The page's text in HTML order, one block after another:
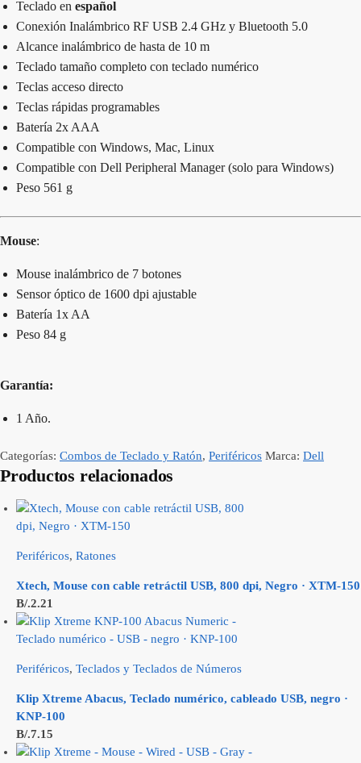
Teclado en español
Conexión Inalámbrico RF USB 2.4 GHz y Bluetooth 5.0
Alcance inalámbrico de hasta de 10 m
Teclado tamaño completo con teclado numérico
Teclas acceso directo
Teclas rápidas programables
Batería 2x AAA
Compatible con Windows, Mac, Linux
Compatible con Dell Peripheral Manager (solo para Windows)
Peso 561 g
Mouse:
Mouse inalámbrico de 7 botones
Sensor óptico de 1600 dpi ajustable
Batería 1x AA
Peso 84 g
Garantía:
1 Año.
Categorías: Combos de Teclado y Ratón, Periféricos Marca: Dell
Productos relacionados
Periféricos, Ratones
Xtech, Mouse con cable retráctil USB, 800 dpi, Negro · XTM-150
B/.2.21
Periféricos, Teclados y Teclados de Números
Klip Xtreme Abacus, Teclado numérico, cableado USB, negro ·
KNP-100
B/.7.15